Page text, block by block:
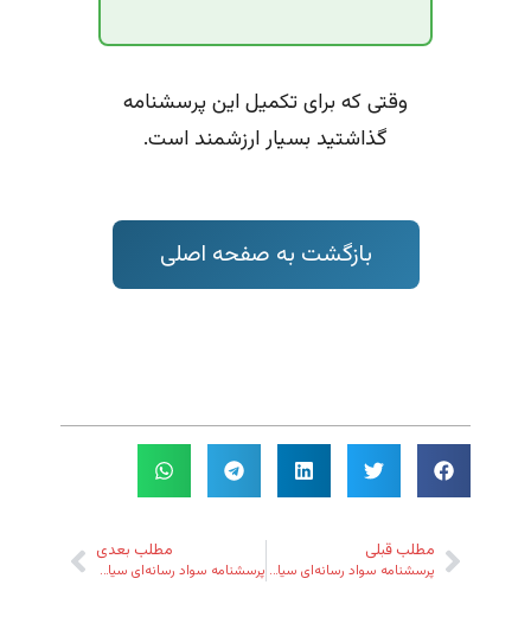
وقتی که برای تکمیل این پرسشنامه
گذاشتید بسیار ارزشمند است.
بازگشت به صفحه اصلی
مطلب قبلی
پرسشنامه سواد رسانه‌ای سیاسی
مطلب بعدی
پرسشنامه سواد رسانه‌ای سیاسی